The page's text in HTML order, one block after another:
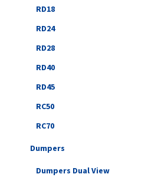
RD18
RD24
RD28
RD40
RD45
RC50
RC70
Dumpers
Dumpers Dual View